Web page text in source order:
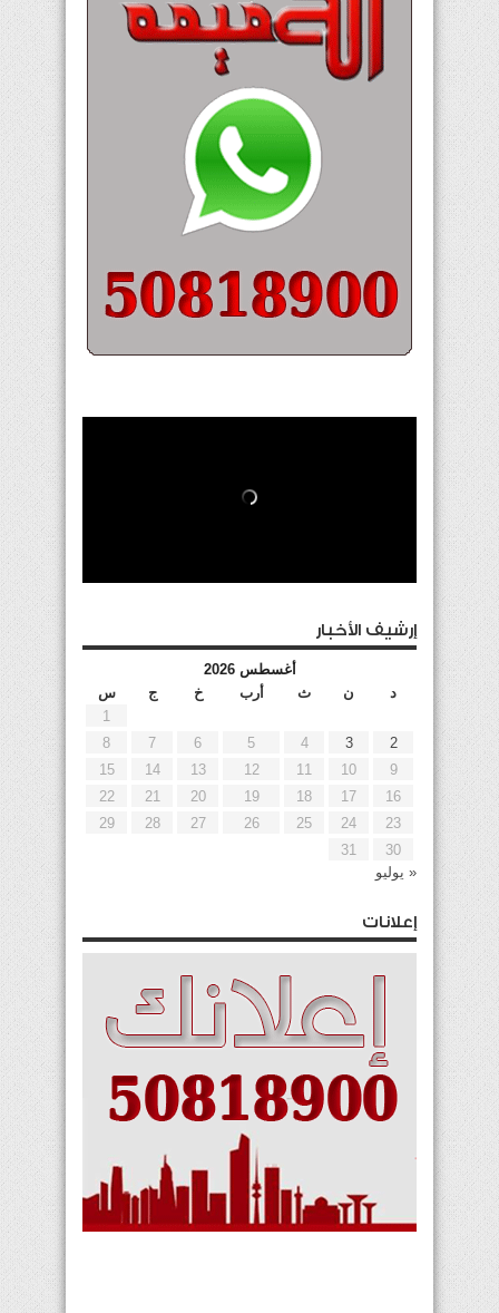
إرشيف الأخبار
أغسطس 2026
د
ن ث أرب خ ج
س
1
2
3
4
5
6
7
8
9
10
11
12
13
14
15
16
17
18
19
20
21
22
23
24
25
26
27
28
29
30
31
« يوليو
إعلانات